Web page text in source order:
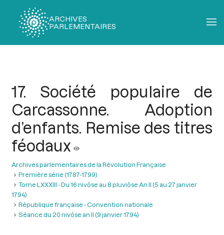
ARCHIVES
PARLEMENTAIRES
17. Société populaire de
Carcassonne. Adoption
d’enfants. Remise des titres
féodaux
Archives parlementaires de la Révolution Française
Première série (1787-1799)
Tome LXXXIII - Du 16 nivôse au 8 pluviôse An II (5 au 27 janvier
1794)
République française - Convention nationale
Séance du 20 nivôse an II (9 janvier 1794)